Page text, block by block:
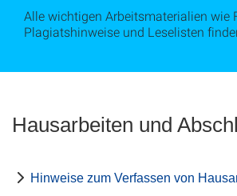
Alle wichtigen Arbeitsmaterialien wie
Plagiatshinweise und Leselisten
Hausarbeiten und
Hinweise zum Verfassen von